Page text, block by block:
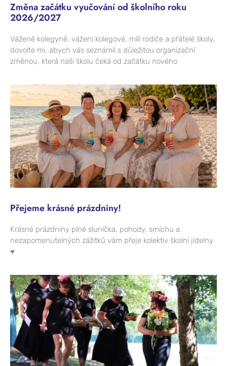
Změna začátku vyučování od školního roku
2026/2027
Vážené kolegyně, vážení kolegové, milí rodiče a přátelé školy,
dovolte mi, abych vás seznámil s důležitou organizační
změnou, která naši školu čeká od začátku nového
Přejeme krásné prázdniny!
Krásné prázdniny plné sluníčka, pohody, smíchu a
nezapomenutelných zážitků vám přeje kolektiv školní jídelny
♥